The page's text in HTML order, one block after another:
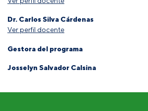
Dr. Carlos Silva Cárdenas
Ver perfil docente
Gestora del programa
Josselyn Salvador Calsina